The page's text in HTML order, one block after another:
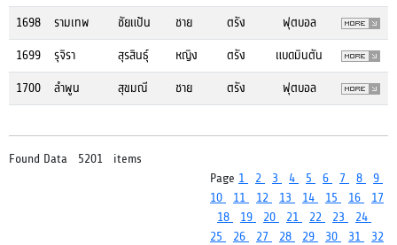
1698
รามเทพ ชัยแป้น ชาย ตรัง
ฟุตบอล
1699
รุจิรา สุรสินธุ์ หญิง ตรัง
แบดมินตัน
1700
ลำพูน สุขมณี ชาย ตรัง ฟุตบอล
Found Data 5201 items
Page 1 2 3 4 5 6 7 8 9
10
11 12 13 14 15 16
17
18
19 20 21 22 23
24
25
26 27 28 29 30 31 32